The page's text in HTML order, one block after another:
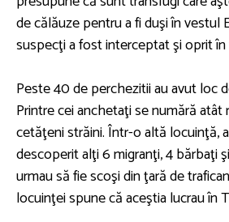
de călăuze pentru a fi duşi în vestul
suspecţi a fost interceptat şi oprit în
Peste 40 de perchezitii au avut loc
Printre cei anchetaţi se numără atât
cetăţeni străini. Într-o altă locuinţă,
descoperit alţi 6 migranţi, 4 bărbaţi
urmau să fie scoşi din ţară de
locuinţei spune că aceştia lucrau în